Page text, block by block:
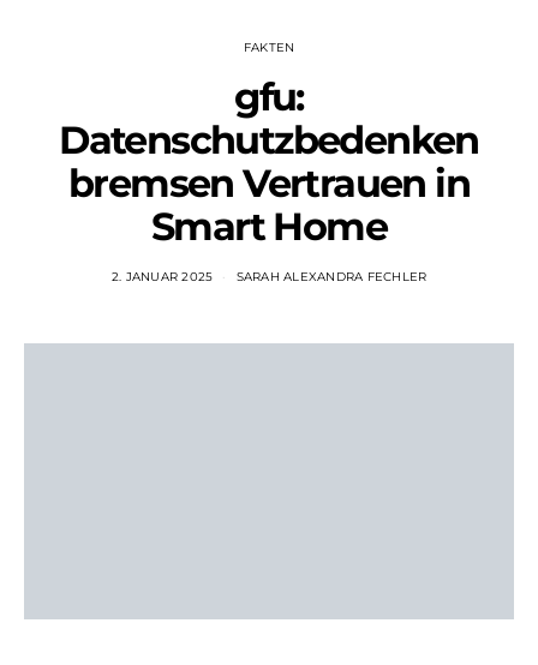
FAKTEN
gfu:
Datenschutzbedenken
bremsen Vertrauen in
Smart Home
2. JANUAR 2025 SARAH ALEXANDRA FECHLER